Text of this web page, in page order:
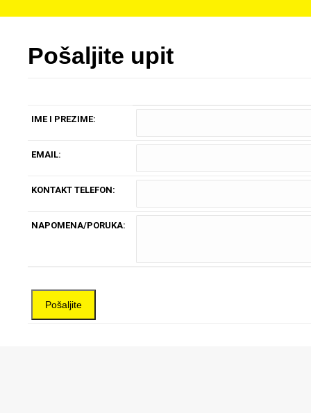
Pošaljite upit
IME I PREZIME:
EMAIL:
KONTAKT TELEFON:
NAPOMENA/PORUKA: